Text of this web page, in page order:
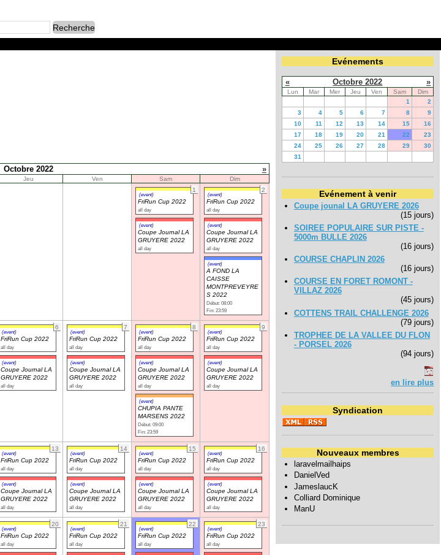
Octobre 2022 »
Jeu Ven Sam
Dim
1
(event)
FriRun Cup 2022
all day
(event)
Coupe Journal LA
GRUYERE 2022
all day
2
(event)
FriRun Cup 2022
all day
(event)
Coupe Journal LA
GRUYERE 2022
all day
(event)
A FOND LA
CAISSE
MONTPREVEYRE
S 2022
Début: 08:00
Fin: 23:59
6
(event)
FriRun Cup 2022
all day
(event)
Coupe Journal LA
GRUYERE 2022
all day
7
(event)
FriRun Cup 2022
all day
(event)
Coupe Journal LA
GRUYERE 2022
all day
8
(event)
FriRun Cup 2022
all day
(event)
Coupe Journal LA
GRUYERE 2022
all day
(event)
CHUPIA PANTE
MARSENS 2022
Début: 09:00
Fin: 23:59
9
(event)
FriRun Cup 2022
all day
(event)
Coupe Journal LA
GRUYERE 2022
all day
13
(event)
FriRun Cup 2022
all day
(event)
Coupe Journal LA
GRUYERE 2022
all day
14
(event)
FriRun Cup 2022
all day
(event)
Coupe Journal LA
GRUYERE 2022
all day
15
(event)
FriRun Cup 2022
all day
(event)
Coupe Journal LA
GRUYERE 2022
all day
16
(event)
FriRun Cup 2022
all day
(event)
Coupe Journal LA
GRUYERE 2022
all day
20
(event)
FriRun Cup 2022
all day
21
(event)
FriRun Cup 2022
all day
22
(event)
FriRun Cup 2022
all day
23
(event)
FriRun Cup 2022
all day
Evénements
« Octobre 2022 »
Lun Mar Mer Jeu Ven Sam
Dim
1
2
3
4 5 6 7 8
9
10
11 12 13 14 15
16
17
18 19 20 21 22
23
24
25 26 27 28 29
30
31
Evénement à venir
Coupe jounal LA GRUYERE 2026
(15 jours)
SOIREE POPULAIRE SUR PISTE -
5000m BULLE 2026
(16 jours)
COURSE CHAPLIN 2026
(16 jours)
COURSE EN FORET ROMONT -
VILLAZ 2026
(45 jours)
COTTENS TRAIL CHALLENGE 2026
(79 jours)
TROPHEE DE LA VALLEE DU FLON
- PORSEL 2026
(94 jours)
en lire plus
Syndication
Nouveaux membres
laravelmailhaips
DanielVed
JameslaucK
Colliard Dominique
ManU